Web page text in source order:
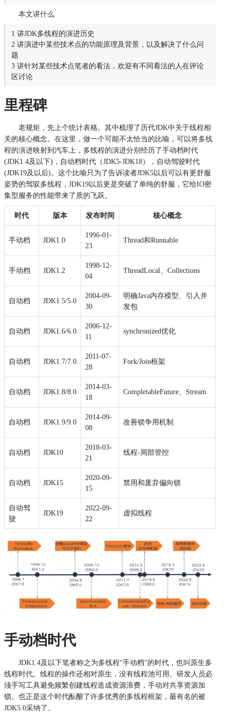
本文讲什么
1 讲JDK多线程的演进历史
2 讲演进中某些技术点的功能原理及背景，以及解决了什么问
题
3 讲针对某些技术点笔者的看法，欢迎有不同看法的人在评论
区讨论
里程碑
老规矩，先上个统计表格。其中梳理了历代JDK中关于线程相
关的核心概念。在这里，做一个可能不太恰当的比喻，可以将多线
程的演进映射到汽车上，多线程的演进分别经历了手动档时代
(JDK1.4及以下)，自动档时代（JDK5-JDK18），自动驾驶时代
(JDK19及以后)。这个比喻只为了告诉读者JDK5以后可以有更舒服
姿势的驾驭多线程，JDK19以后更是突破了单纯的舒服，它给IO密
集型服务的性能带来了质的飞跃。
时代 版本 发布时间 核心概念
手动档 JDK1.0
1996-01-
23
Thread和Runnable
手动档 JDK1.2
1998-12-
04
ThreadLocal、Collections
自动档 JDK1.5/5.0
2004-09-
30
明确Java内存模型、引入并
发包
自动档 JDK1.6/6.0
2006-12-
11
synchronized优化
自动档 JDK1.7/7.0
2011-07-
28
Fork/Join框架
自动档 JDK1.8/8.0
2014-03-
18
CompletableFuture、Stream
自动档 JDK1.9/9.0
2014-09-
08
改善锁争用机制
自动档 JDK10
2018-03-
21
线程-局部管控
自动档 JDK15
2020-09-
15
禁用和废弃偏向锁
自动驾
驶
JDK19
2022-09-
22
虚拟线程
手动档时代
JDK1.4及以下笔者称之为多线程“手动档”的时代，也叫原生多
线程时代。线程的操作还相对原生，没有线程池可用。研发人员必
须手写工具避免频繁创建线程造成资源浪费，手动对共享资源加
锁。也正是这个时代酝酿了许多优秀的多线程框架，最有名的被
JDK5.0采纳了。